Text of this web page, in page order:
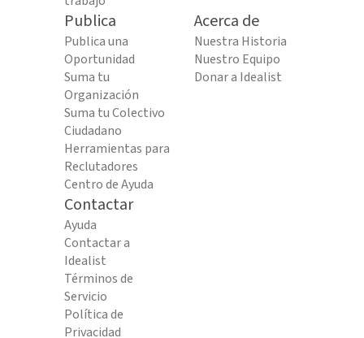
Publica
Publica una
Oportunidad
Suma tu
Organización
Suma tu Colectivo
Ciudadano
Herramientas para
Reclutadores
Centro de Ayuda
Acerca de
Nuestra Historia
Nuestro Equipo
Donar a Idealist
Contactar
Ayuda
Contactar a
Idealist
Términos de
Servicio
Política de
Privacidad